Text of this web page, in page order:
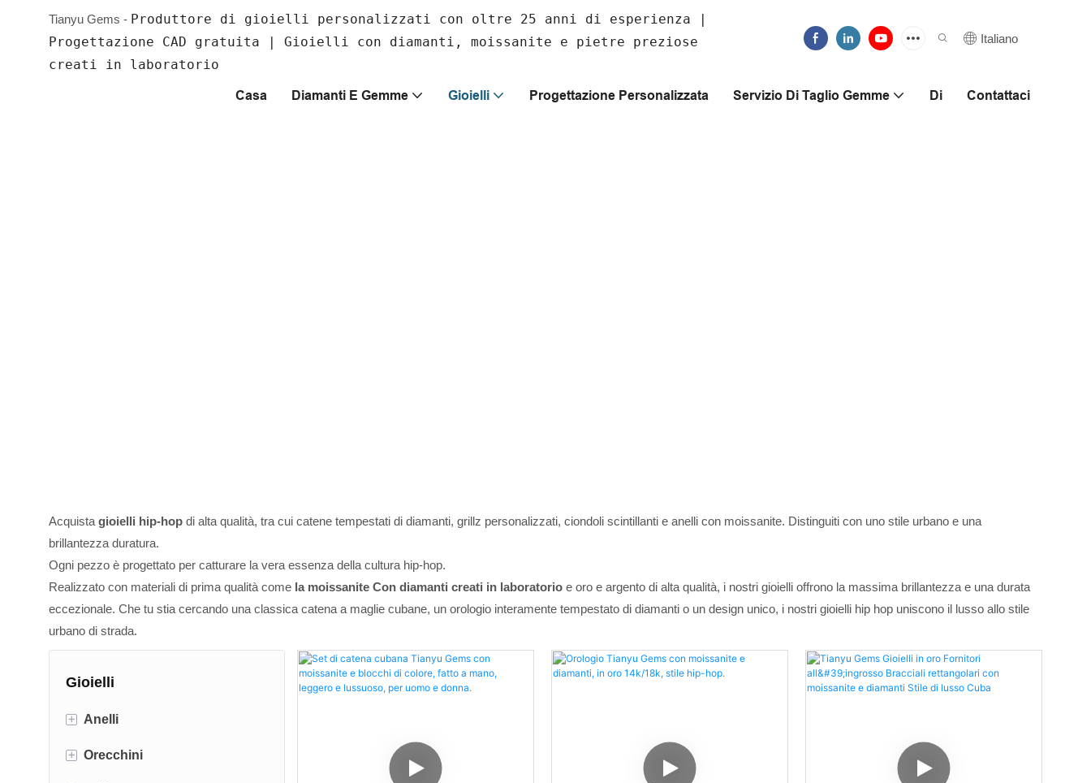
Tianyu Gems - Produttore di gioielli personalizzati con oltre 25 anni di esperienza |
Progettazione CAD gratuita | Gioielli con diamanti, moissanite e pietre preziose
creati in laboratorio
Italiano
Casa Diamanti E Gemme Gioielli Progettazione Personalizzata Servizio Di Taglio Gemme Di Contattaci
Acquista gioielli hip-hop di alta qualità, tra cui catene tempestati di diamanti, grillz personalizzati, ciondoli scintillanti e anelli con moissanite. Distinguiti con uno stile urbano e una
brillantezza duratura.
Ogni pezzo è progettato per catturare la vera essenza della cultura hip-hop.
Realizzato con materiali di prima qualità come la moissanite Con diamanti creati in laboratorio e oro e argento di alta qualità, i nostri gioielli offrono la massima brillantezza e una durata
eccezionale. Che tu stia cercando una classica catena a maglie cubane, un orologio interamente tempestato di diamanti o un design unico, i nostri gioielli hip hop uniscono il lusso allo stile
urbano di strada.
Gioielli
+ Anelli
Anelli da uomo
+ Orecchini